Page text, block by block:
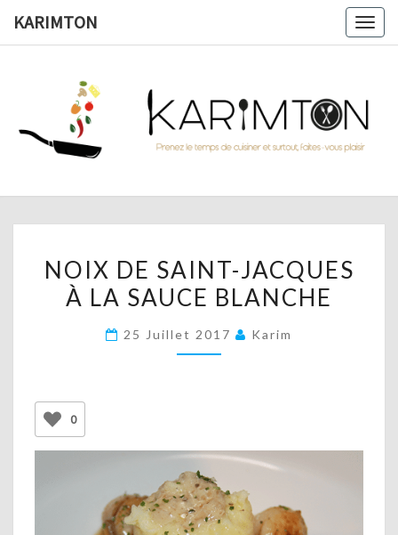
KARIMTON
Prenez
Le
Et
Faites-
Plaisir !
DE
SAINT-
NOIX DE SAINT-JACQUES
À LA SAUCE BLANCHE
25 Juillet 2017 Karim
0